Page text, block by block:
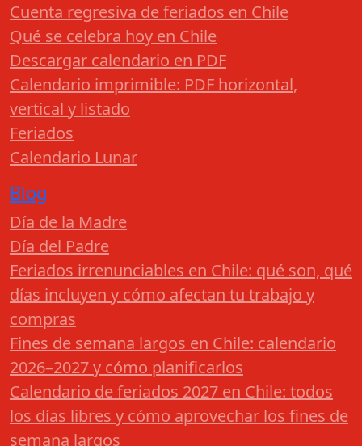
Cuenta regresiva de feriados en Chile
Qué se celebra hoy en Chile
Descargar calendario en PDF
Calendario imprimible: PDF horizontal,
vertical y listado
Feriados
Calendario Lunar
Blog
Día de la Madre
Día del Padre
Feriados irrenunciables en Chile: qué son, qué
días incluyen y cómo afectan tu trabajo y
compras
Fines de semana largos en Chile: calendario
2026–2027 y cómo planificarlos
Calendario de feriados 2027 en Chile: todos
los días libres y cómo aprovechar los fines de
semana largos